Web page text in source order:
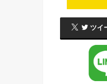
ツイ